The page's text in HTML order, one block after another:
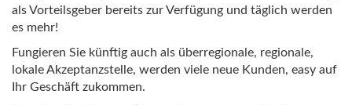
als Vorteilsgeber bereits zur Verfügung und täglich werden
es mehr!
Fungieren Sie künftig auch als überregionale, regionale,
lokale Akzeptanzstelle, werden viele neue Kunden, easy auf
Ihr Geschäft zukommen.